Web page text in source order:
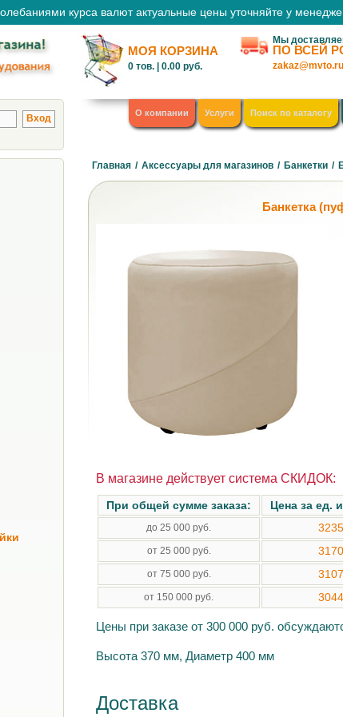
курса валют актуальные цены уточняйте у
МОЯ КОРЗИНА
0 тов. |0.00 руб.
Мы
ПО ВСЕЙ
zakaz@mvto.ru
О компании Услуги Поиск по каталогу
Главная / Аксессуары для магазинов / Банкетки /
Банкетка
В магазине действует система СКИДОК:
При общей сумме заказа: Цена за ед.
до 25 000 руб.
от 25 000 руб.
от 75 000 руб.
от 150 000 руб.
Цены при заказе от 300 000 руб.
Высота 370 мм, Диаметр 400 мм
Доставка